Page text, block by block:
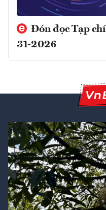
Đón đọc Tạp
31-2026